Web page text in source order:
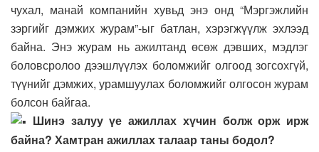
чухал, манай компанийн хувьд энэ онд “Мэргэжлийн
зэргийг дэмжих журам”-ыг батлан, хэрэгжүүлж эхлээд
байна. Энэ журам нь ажилтанд өсөж дэвших, мэдлэг
боловсролоо дээшлүүлэх боломжийг олгоод зогсохгүй,
түүнийг дэмжих, урамшуулах боломжийг олгосон журам
болсон байгаа.
Шинэ залуу үе ажиллах хүчин болж орж ирж
байна? Хамтран ажиллах талаар таны бодол?